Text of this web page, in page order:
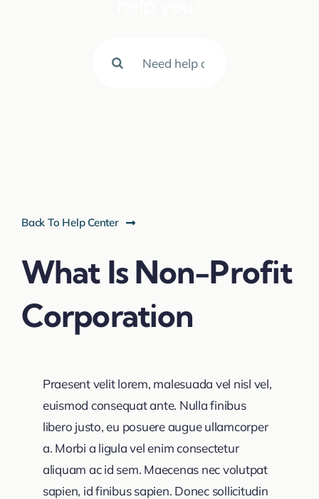
Back To Help Center
What Is Non-Profit
Corporation
Praesent velit lorem, malesuada vel nisl vel,
euismod consequat ante. Nulla finibus
libero justo, eu posuere augue ullamcorper
a. Morbi a ligula vel enim consectetur
aliquam ac id sem. Maecenas nec volutpat
sapien, id finibus sapien. Donec sollicitudin